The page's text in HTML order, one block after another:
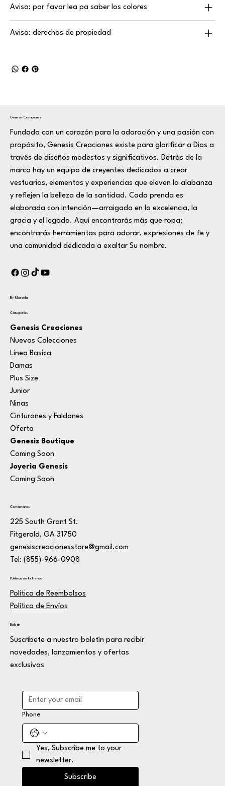
Aviso: por favor lea pa saber los colores
Aviso: derechos de propiedad
Genesis Creaciones
Fundada con un corazón para la adoración y una pasión con
propósito, Genesis Creaciones existe para glorificar a Dios a
través de diseños modestos y significativos. Detrás de la
marca hay un equipo de creyentes dedicados a crear
vestuarios, elementos y experiencias que eleven la alabanza
y reflejen la belleza de la santidad. Cada prenda es
elaborada con intención—arraigada en la excelencia, la
gracia y el legado. Aquí encontrarás más que ropa;
encontrarás herramientas para adorar, expresiones de fe y
una comunidad dedicada a exaltar Su nombre.
By Marcela
Categorías
Genesis Creaciones
Nuevos Colecciones
Linea Basica
Damas
Plus Size
Junior
Ninas
Cinturones y Faldones
Oferta
Genesis Boutique
Coming Soon
Joyeria Genesis
Coming Soon
Contáctanos
225 South Grant St.
Fitgerald, GA 31750
genesiscreacionesstore@gmail.com
Tel: (855)-966-0908
Políticas de la Tienda
Política de Reembolsos
Política de Envíos
Boletín
Suscríbete a nuestro boletín para recibir
novedades, lanzamientos y ofertas
exclusivas
Phone
Yes, Subscribe me to your
newsletter.
Subscribe